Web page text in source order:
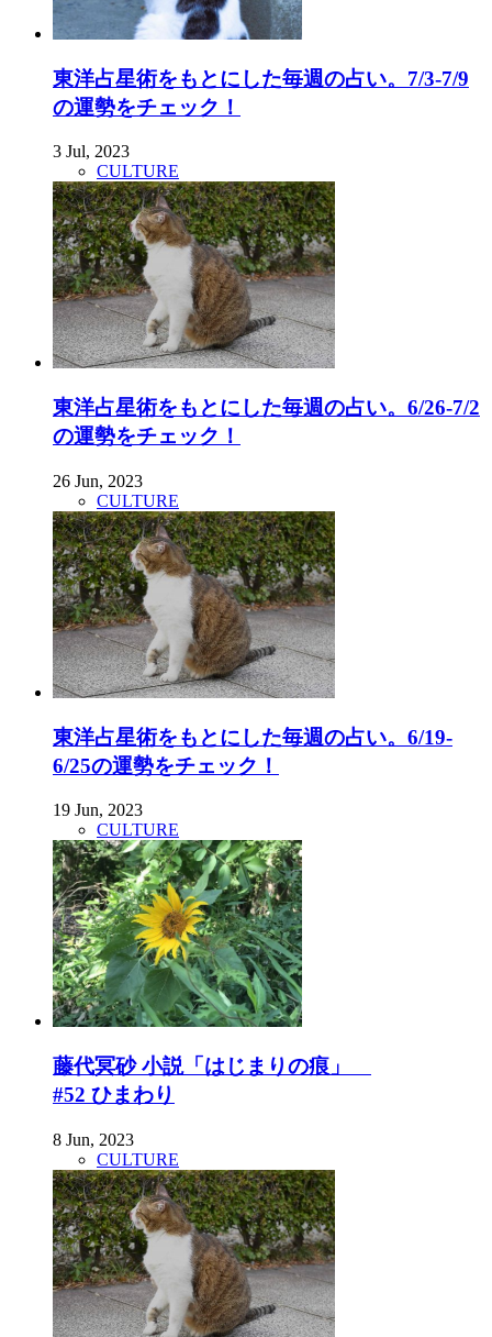
東洋占星術をもとにした毎週の占い。7/3-7/9
の運勢をチェック！
3 Jul, 2023
CULTURE
東洋占星術をもとにした毎週の占い。6/26-7/2
の運勢をチェック！
26 Jun, 2023
CULTURE
東洋占星術をもとにした毎週の占い。6/19-
6/25の運勢をチェック！
19 Jun, 2023
CULTURE
藤代冥砂 小説「はじまりの痕」
#52 ひまわり
8 Jun, 2023
CULTURE